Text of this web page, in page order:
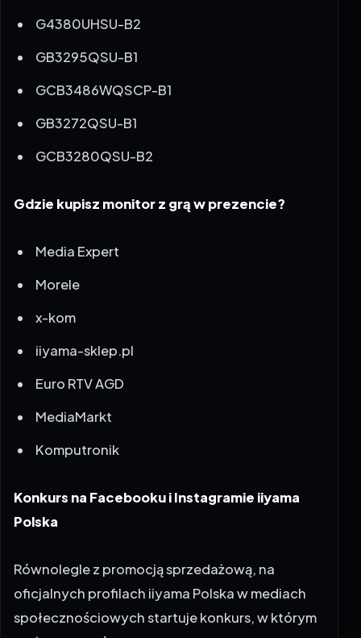
G4380UHSU-B2
GB3295QSU-B1
GCB3486WQSCP-B1
GB3272QSU-B1
GCB3280QSU-B2
Gdzie kupisz monitor z grą w prezencie?
Media Expert
Morele
x-kom
iiyama-sklep.pl
Euro RTV AGD
MediaMarkt
Komputronik
Konkurs na Facebooku i Instagramie iiyama
Polska
Równolegle z promocją sprzedażową, na
oficjalnych profilach iiyama Polska w mediach
społecznościowych startuje konkurs, w którym